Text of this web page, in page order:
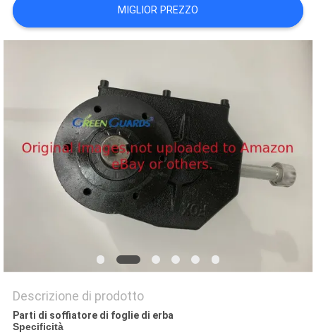
MAPPA
DEL
PRIVACY
POLICY
MIGLIOR PREZZO
Descrizione di prodotto
Parti di soffiatore di foglie di erba
Specificità